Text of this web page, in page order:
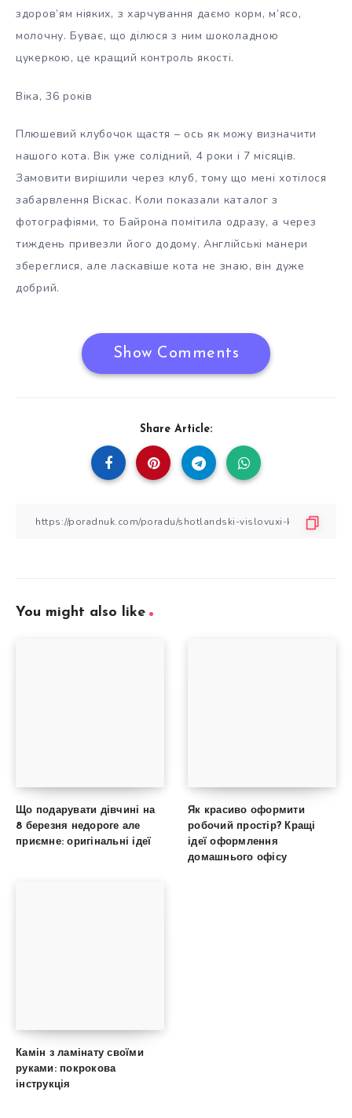
здоров’ям ніяких, з харчування даємо корм, м’ясо,
молочну. Буває, що ділюся з ним шоколадною
цукеркою, це кращий контроль якості.
Віка, 36 років
Плюшевий клубочок щастя – ось як можу визначити
нашого кота. Вік уже солідний, 4 роки і 7 місяців.
Замовити вирішили через клуб, тому що мені хотілося
забарвлення Віскас. Коли показали каталог з
фотографіями, то Байрона помітила одразу, а через
тиждень привезли його додому. Англійські манери
збереглися, але ласкавіше кота не знаю, він дуже
добрий.
Show Comments
Share Article:
You might also like
Що подарувати дівчині на
8 березня недороге але
приємне: оригінальні ідеї
Як красиво оформити
робочий простір? Кращі
ідеї оформлення
домашнього офісу
Камін з ламінату своїми
руками: покрокова
інструкція